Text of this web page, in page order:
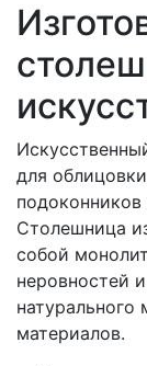
для
Столешница
собой
неровностей
материалов.